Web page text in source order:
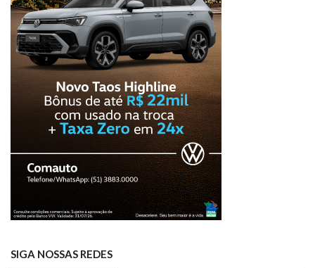
SIGA NOSSAS REDES